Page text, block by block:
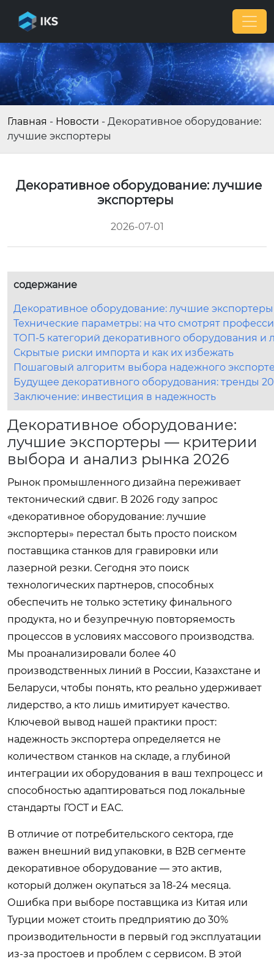
Главная - Новости - Декоративное оборудование:
лучшие экспортеры
Декоративное оборудование: лучшие
экспортеры
2026-07-01
содержание
Декоративное оборудование: лучшие
Технические параметры: на что смотрят
ТОП-5 категорий декоративного оборудования и
Скрытые риски импорта и как их избежать
Пошаговый алгоритм выбора надежного
Будущее декоративного оборудования: тренды
Заключение: инвестиция в надежность
Декоративное оборудование:
лучшие экспортеры — критерии
выбора и анализ рынка 2026
Рынок промышленного дизайна переживает
тектонический сдвиг. В 2026 году запрос
«декоративное оборудование: лучшие
экспортеры» перестал быть просто поиском
поставщика станков для гравировки или
лазерной резки. Сегодня это поиск
технологических партнеров, способных
обеспечить не только эстетику финального
продукта, но и безупречную повторяемость
процессов в условиях массового производства.
Мы проанализировали более 40
производственных линий в России, Казахстане и
Беларуси, чтобы понять, кто реально удерживает
лидерство, а кто лишь имитирует качество.
Ключевой вывод нашей практики прост:
надежность экспортера определяется не
количеством станков на складе, а глубиной
интеграции их оборудования в ваш техпроцесс и
способностью адаптироваться под локальные
стандарты ГОСТ и ЕАС.
В отличие от потребительского сектора, где
важен внешний вид упаковки, в B2B сегменте
декоративное оборудование — это актив,
который должен окупаться за 18-24 месяца.
Ошибка при выборе поставщика из Китая или
Турции может стоить предприятию до 30%
производительности в первый год эксплуатации
из-за простоев и проблем с сервисом. В этой